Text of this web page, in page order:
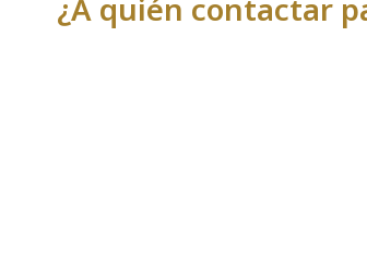
¿A quién contactar